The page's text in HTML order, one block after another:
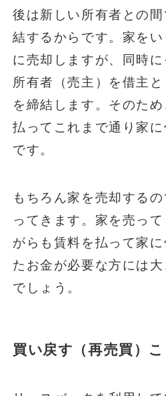
後は新しい所有者との
結するからです。家を
に売却しますが、同時
所有者（売主）を借主
を締結します。そのた
払ってこれまで通り家
です。
もちろん家を売却する
ってきます。家を売っ
がらも賃料を払って家
たお金が必要な方には
でしょう。
買い戻す（再売買）